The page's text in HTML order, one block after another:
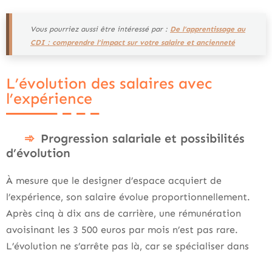
Vous pourriez aussi être intéressé par : De l’apprentissage au
CDI : comprendre l’impact sur votre salaire et ancienneté
L’évolution des salaires avec
l’expérience
Progression salariale et possibilités
d’évolution
À mesure que le designer d’espace acquiert de
l’expérience, son salaire évolue proportionnellement.
Après cinq à dix ans de carrière, une rémunération
avoisinant les 3 500 euros par mois n’est pas rare.
L’évolution ne s’arrête pas là, car se spécialiser dans